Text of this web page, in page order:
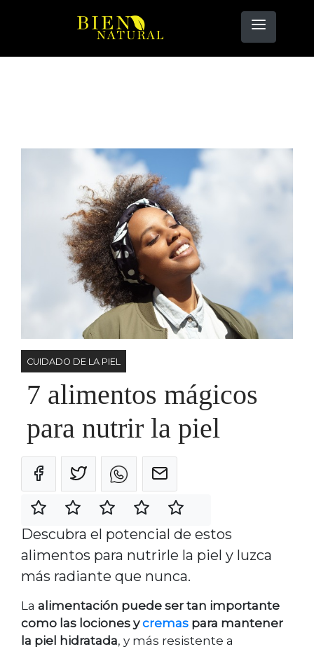
CUIDADO DE LA PIEL
7 alimentos mágicos
para nutrir la piel
Descubra el potencial de estos
alimentos para nutrirle la piel y luzca
más radiante que nunca.
La alimentación puede ser tan importante
como las lociones ycremas para mantener
la piel hidratada, y más resistente a